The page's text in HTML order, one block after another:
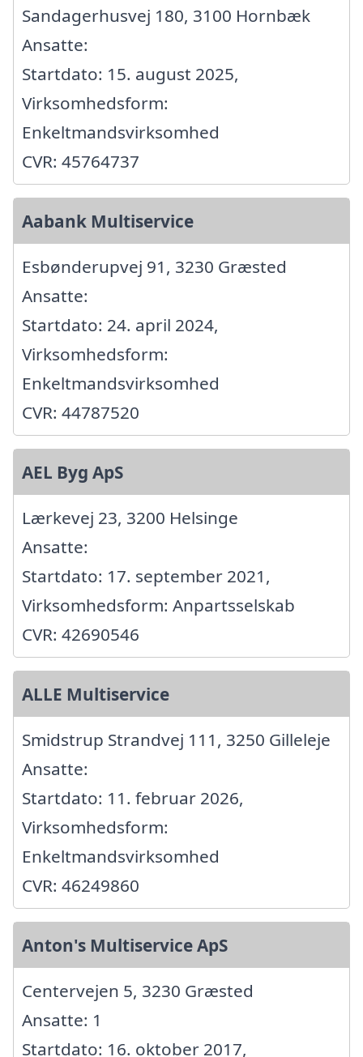
Sandagerhusvej 180, 3100 Hornbæk
Ansatte:
Startdato: 15. august 2025,
Virksomhedsform:
Enkeltmandsvirksomhed
CVR: 45764737
Aabank Multiservice
Esbønderupvej 91, 3230 Græsted
Ansatte:
Startdato: 24. april 2024,
Virksomhedsform:
Enkeltmandsvirksomhed
CVR: 44787520
AEL Byg ApS
Lærkevej 23, 3200 Helsinge
Ansatte:
Startdato: 17. september 2021,
Virksomhedsform: Anpartsselskab
CVR: 42690546
ALLE Multiservice
Smidstrup Strandvej 111, 3250 Gilleleje
Ansatte:
Startdato: 11. februar 2026,
Virksomhedsform:
Enkeltmandsvirksomhed
CVR: 46249860
Anton's Multiservice ApS
Centervejen 5, 3230 Græsted
Ansatte: 1
Startdato: 16. oktober 2017,